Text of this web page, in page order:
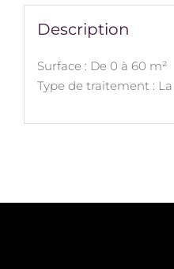
Description
Surface : De 0 à 60 m²
Type de traitement :